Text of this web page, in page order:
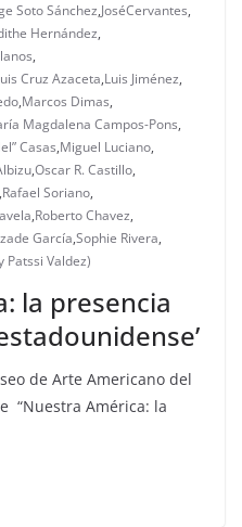
Soto Sánchez,JoséCervantes,
Hernández,
,
Cruz Azaceta,Luis Jiménez,
,Marcos Dimas,
Magdalena Campos-Pons,
Casas,Miguel Luciano,
,Oscar R. Castillo,
,Rafael Soriano,
,Roberto Chavez,
García,Sophie Rivera,
Patssi Valdez)
la presencia
de Arte Americano del
“Nuestra América: la